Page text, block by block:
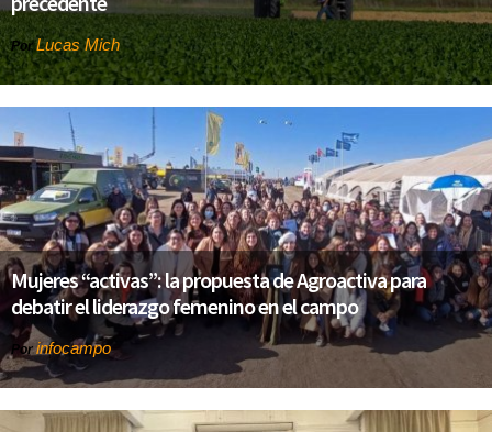
Por Lucas Mich
Mujeres “activas”: la propuesta de Agroactiva para
debatir el liderazgo femenino en el campo
Porinfocampo